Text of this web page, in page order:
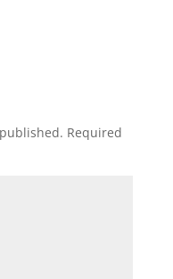
Required